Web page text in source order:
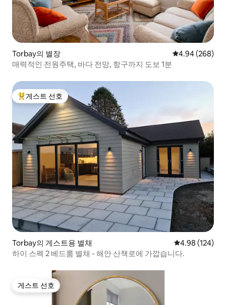
Torbay의 별장 평점 4.94점(5
4.94 (268)
매력적인 전원주택, 바다 전망, 항구까지 도보 1분
상위 게스트 선호
게스트 선호
Torbay의 게스트용 별채 평점 4.98점(5
4.98 (124)
하이 스펙 2 베드룸 별채 - 해안 산책로에 가깝습니다.
게스트 선호
게스트 선호